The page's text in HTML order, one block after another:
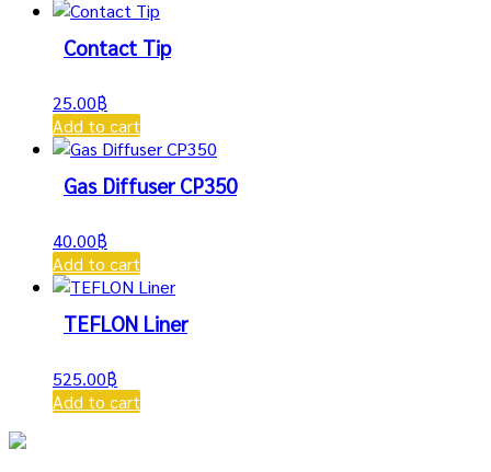
Contact Tip
25.00฿
Add to cart
Gas Diffuser CP350
40.00฿
Add to cart
TEFLON Liner
525.00฿
Add to cart